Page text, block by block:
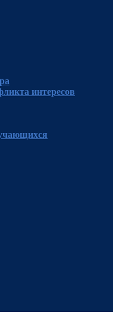
интересов